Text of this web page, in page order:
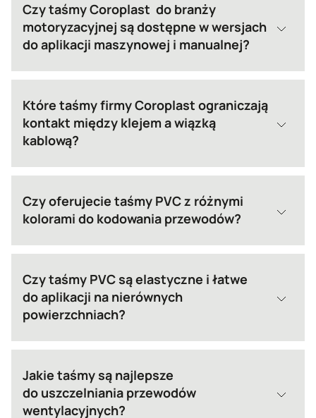
Czy taśmy Coroplast do branży
motoryzacyjnej są dostępne w wersjach
do aplikacji maszynowej i manualnej?
Które taśmy firmy Coroplast ograniczają
kontakt między klejem a wiązką
kablową?
Czy oferujecie taśmy PVC z różnymi
kolorami do kodowania przewodów?
Czy taśmy PVC są elastyczne i łatwe
do aplikacji na nierównych
powierzchniach?
Jakie taśmy są najlepsze
do uszczelniania przewodów
wentylacyjnych?